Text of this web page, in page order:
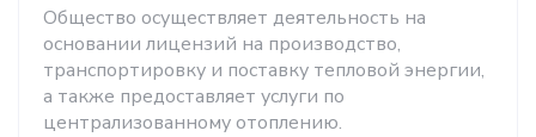
Общество осуществляет деятельность на
основании лицензий на производство,
транспортировку и поставку тепловой энергии,
а также предоставляет услуги по
централизованному отоплению.